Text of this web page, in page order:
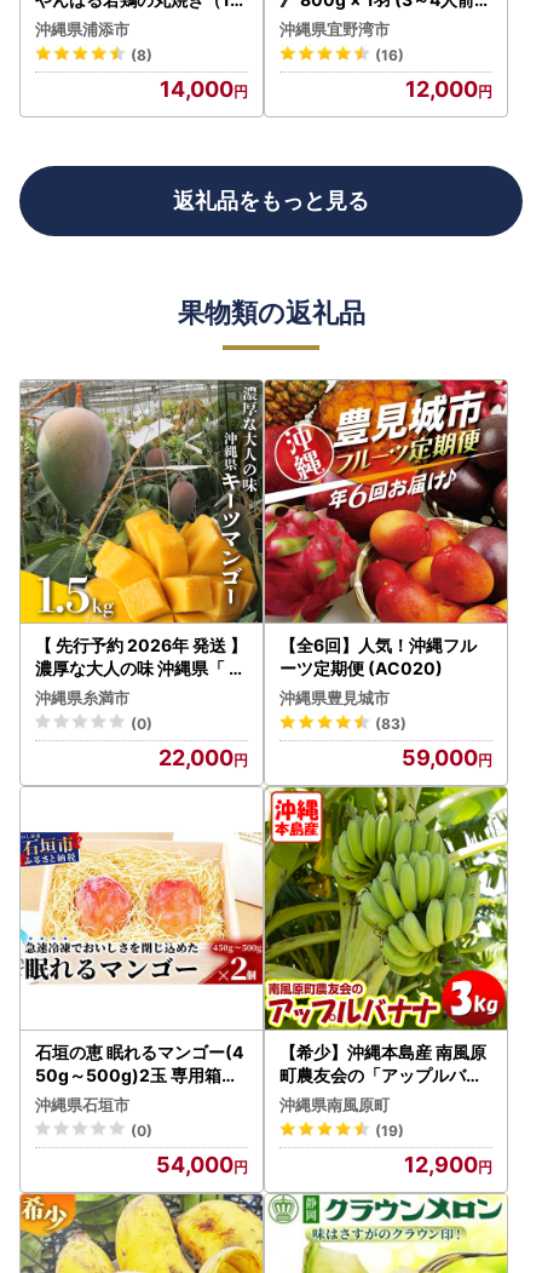
）｜ チキン 人気
沖縄県浦添市
(8)
14,000
やんばる若鶏のローストチ
キン | 沖縄県産 やんばる若
鶏 鶏肉 丸焼き ギフト クリ
スマス お祝い パーティ 真
空 冷蔵 沖縄土産 送料無料
沖縄県宜野湾市
(16)
12,000
返礼品をもっと見る
果物類の返礼品
【 先行予約 2026年 発送 】
濃厚な大人の味 沖縄県「 キ
ーツマンゴー 」1.5kg 沖縄
県産 マンゴー 1.5キロ 緑色
希少 国産 果物 南国 くだも
の フルーツ 夏 旬 特産品 沖
縄 お取り寄せ 産地直送 農
糸満市 18-2
沖縄県糸満市
(0)
22,000
【全6回】人気！沖縄フル
ーツ定期便 (AC020)
沖縄県豊見城市
(83)
59,000
石垣の恵 眠れるマンゴー(4
50g～500g)2玉 専用箱入
KB-31
沖縄県石垣市
(0)
54,000
【希少】沖縄本島産 南風原
町農友会の「アップルバナ
ナ」 3kg
沖縄県南風原町
(19)
12,900